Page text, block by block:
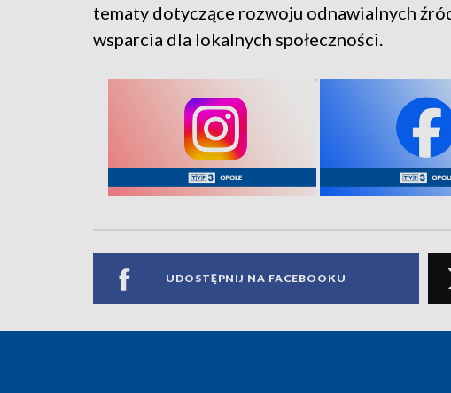
tematy dotyczące rozwoju odnawialnych
wsparcia dla lokalnych społeczności.
UDOSTĘPNIJ NA FACEBOOKU